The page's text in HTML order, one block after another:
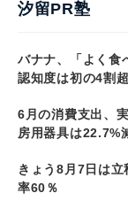
汐留PR塾
バナナ、「よく
認知度は初の4割
6月の消費支出、
房用器具は
きょう8月7日は
率60％